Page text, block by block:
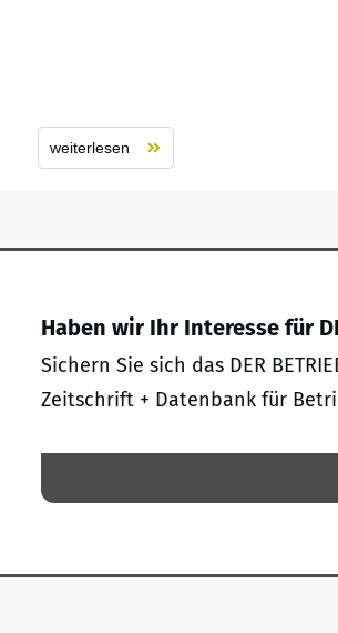
weiterlesen
Haben wir Ihr Interesse für
Sichern Sie sich das DER
Zeitschrift + Datenbank für